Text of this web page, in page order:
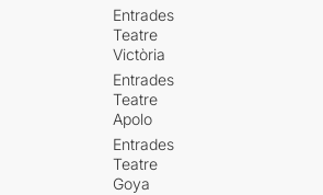
Entrades
Teatre
Victòria
Entrades
Teatre
Apolo
Entrades
Teatre
Goya